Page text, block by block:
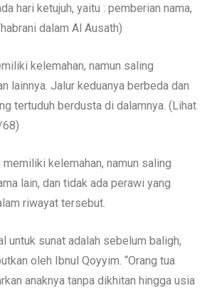
hari ketujuh, yaitu : pemberian nama,
dalam Al Ausath)
kelemahan, namun saling
lainnya. Jalur keduanya berbeda dan
tertuduh berdusta di dalamnya. (Lihat
68)
kelemahan, namun saling
lain, dan tidak ada perawi yang
riwayat tersebut.
untuk sunat adalah sebelum baligh,
oleh Ibnul Qoyyim. “Orang tua
anaknya tanpa dikhitan hingga usia